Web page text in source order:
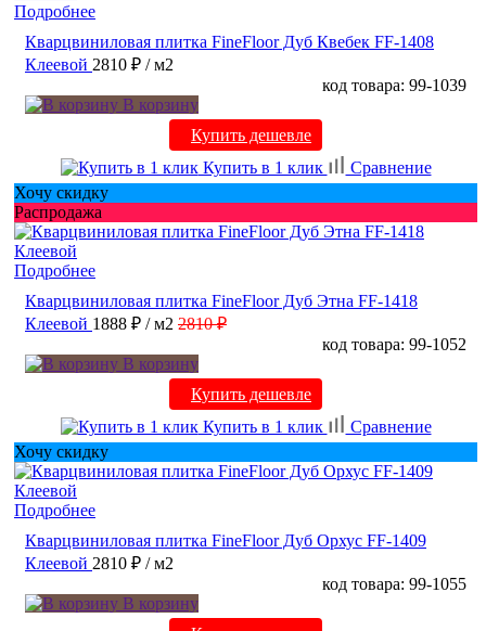
Подробнее
Кварцвиниловая плитка FineFloor Дуб Квебек FF-1408
Клеевой 2810 ₽ / м2
код товара: 99-1039
В корзину
Купить дешевле
Купить в 1 клик
Сравнение
Хочу скидку
Распродажа
Подробнее
Кварцвиниловая плитка FineFloor Дуб Этна FF-1418
Клеевой 1888 ₽ / м2 2810 ₽
код товара: 99-1052
В корзину
Купить дешевле
Купить в 1 клик
Сравнение
Хочу скидку
Подробнее
Кварцвиниловая плитка FineFloor Дуб Орхус FF-1409
Клеевой 2810 ₽ / м2
код товара: 99-1055
В корзину